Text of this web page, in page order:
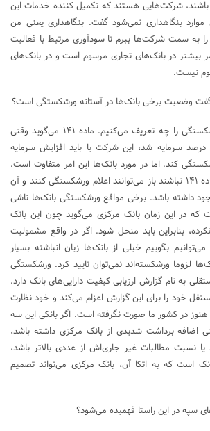
باشند، شرکت‌هایی هستند که تکمیل کننده خدمات این
بنگاهداری نمی‌شود گفت. بنگاهداری یعنی من
به سمت شرکت‌ها ببرم تا سودآوری مرتبط با فعالیت
بیشتر در بانک‌های تجاری مرسوم است و در بانک‌های
نیست.
گفت وضعیت برخی بانک‌ها در آستانه ورشکستگی است؟
: باید ببینیم ورشکستگی را چه تعریف می‌کنیم. ماده ۱۴۱ می‌گوید وقتی
زیان انباشته بیش از ۵۰ درصد سرمایه شد، این شرکت یا باید افزایش سرمایه
کند. اما در مورد بانک‌ها این امر متفاوت است.
یعنی حتی وقتی شامل ماده ۱۴۱ نباشند باز می‌توانند اعلام ورشکستگی کنند و آن
داشته باشد. برخی مواقع ورشکستگی بانک‌ها ناشی
که در این زمان بانک مرکزی می‌گوید چون این بانک
بنابراین باید منحل شود. اگر در واقع مشمولیت
می‌توانیم بگوییم خیلی از بانک‌ها زیان انباشته بسیار
لزوما ورشکسته‌اند نمی‌توان تایید کرد. ورشکستگی
به نام گزارش ارزیابی کیفیت دارایی‌های بانک دارد.
خود را برای این گزارش اعزام می‌کند و خود نظارت
هنوز در کشور ما صورت نگرفته است. اگر بانکی این سه
اضافه برداشت شدیدی از بانک مرکزی داشته باشد،
یا نسبت مطالبات غیر جاری‌اش از عددی بالاتر باشد،
است که به اتکا آن، بانک مرکزی می‌تواند تصمیم
سپه در این راستا فهمیده می‌شود؟